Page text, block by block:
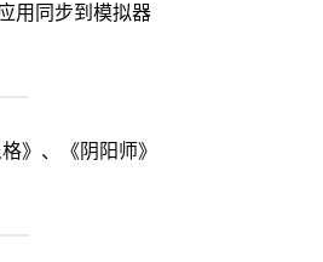
用同步到模拟器
》、《阴阳师》